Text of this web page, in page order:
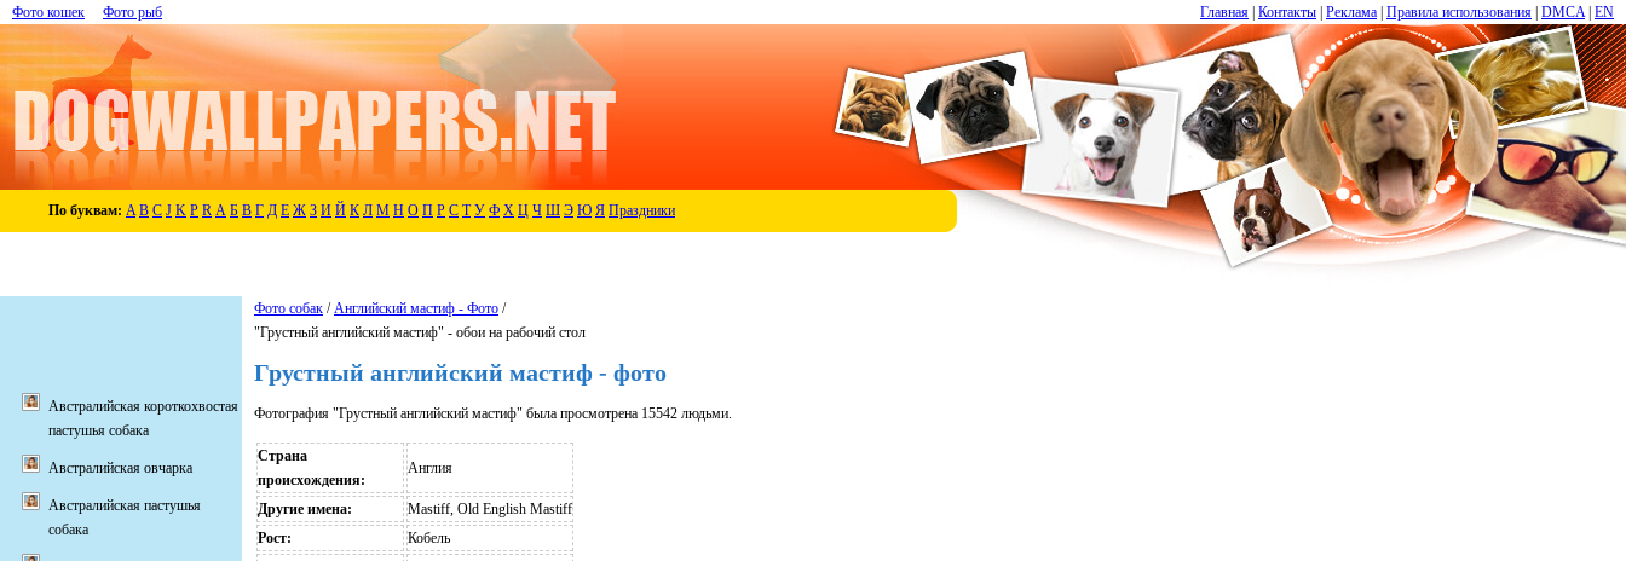
Главная Контакты Реклама Правила использования DMCA EN
Фото кошек Фото рыб
По буквам: A B C J K P R А Б В Г Д Е Ж З И Й К Л М Н О П Р С Т У Ф Х Ц Ч Ш Э Ю Я Праздники
Фото собак /Английский мастиф - Фото /
"Грустный английский мастиф" - обои на рабочий стол
Грустный английский мастиф - фото
Фотография "Грустный английский мастиф" была просмотрена 15542 людьми.
Страна
происхождения:
Англия
Другие имена:
Mastiff, Old English Mastiff
Рост:
Кобель
Австралийская короткохвостая
пастушья собака
Австралийская овчарка
Австралийская пастушья
собака